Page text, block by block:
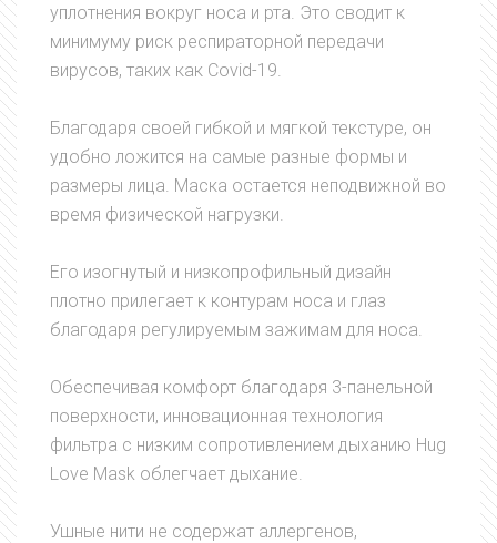
уплотнения вокруг носа и рта. Это сводит к
минимуму риск респираторной передачи
вирусов, таких как Covid-19.
Благодаря своей гибкой и мягкой текстуре, он
удобно ложится на самые разные формы и
размеры лица. Маска остается неподвижной во
время физической нагрузки.
Его изогнутый и низкопрофильный дизайн
плотно прилегает к контурам носа и глаз
благодаря регулируемым зажимам для носа.
Обеспечивая комфорт благодаря 3-панельной
поверхности, инновационная технология
фильтра с низким сопротивлением дыханию Hug
Love Mask облегчает дыхание.
Ушные нити не содержат аллергенов,